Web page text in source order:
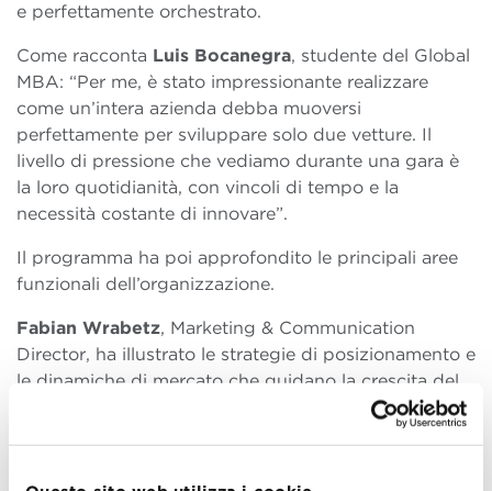
e perfettamente orchestrato.
Come racconta Luis Bocanegra, studente del Global
MBA: “Per me, è stato impressionante realizzare
come un’intera azienda debba muoversi
perfettamente per sviluppare solo due vetture. Il
livello di pressione che vediamo durante una gara è
la loro quotidianità, con vincoli di tempo e la
necessità costante di innovare”.
Il programma ha poi approfondito le principali aree
funzionali dell’organizzazione.
Fabian Wrabetz, Marketing & Communication
Director, ha illustrato le strategie di posizionamento e
le dinamiche di mercato che guidano la crescita del
brand a livello globale. In un settore in cui visibilità e
performance sono strettamente connesse, la
sponsor e consolidare il valore del team.